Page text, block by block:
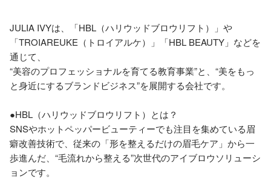
JULIA IVYは、「HBL（ハリウッドブロウリフト）」や
「TROIAREUKE（トロイアルケ）」「HBL BEAUTY」などを
通じて、
“美容のプロフェッショナルを育てる教育事業”と、“美をもっ
と身近にするブランドビジネス”を展開する会社です。
●HBL（ハリウッドブロウリフト）とは？
SNSやホットペッパービューティーでも注目を集めている眉
癖改善技術で、従来の「形を整えるだけの眉毛ケア」から一
歩進んだ、“毛流れから整える”次世代のアイブロウソリューシ
ョンです。